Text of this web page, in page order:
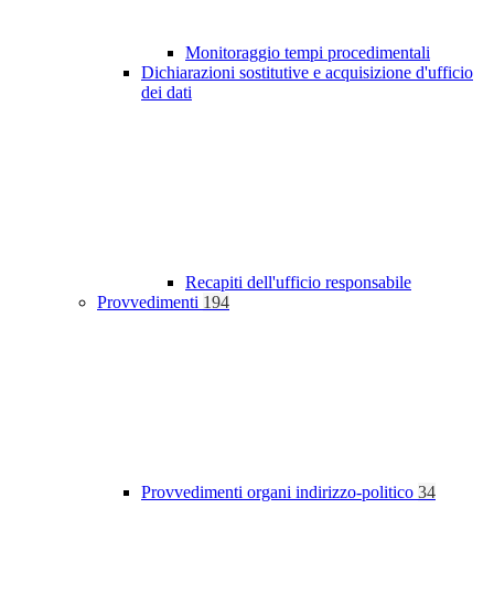
Monitoraggio tempi procedimentali
Dichiarazioni sostitutive e acquisizione d'ufficio
dei dati
Recapiti dell'ufficio responsabile
Provvedimenti 194
Provvedimenti organi indirizzo-politico 34